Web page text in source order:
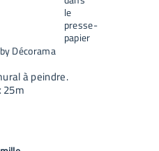
Décorama
à peindre.
25m